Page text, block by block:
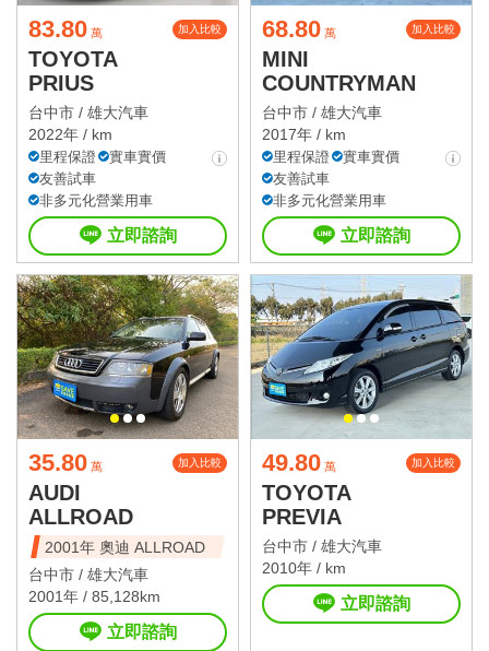
83.80 萬 加入比較
TOYOTA
PRIUS
台中市 / 雄大汽車
2022年 / km
里程保證
實車實價
友善試車
非多元化營業用車
立即諮詢
68.80 萬 加入比較
MINI
COUNTRYMAN
台中市 / 雄大汽車
2017年 / km
里程保證
實車實價
友善試車
非多元化營業用車
立即諮詢
35.80 萬 加入比較
AUDI
ALLROAD
2001年 奧迪 ALLROAD
台中市 / 雄大汽車
2001年 / 85,128km
立即諮詢
49.80 萬 加入比較
TOYOTA
PREVIA
台中市 / 雄大汽車
2010年 / km
立即諮詢